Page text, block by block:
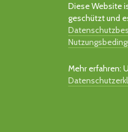
Diese Website
geschützt und
Mehr erfahren: